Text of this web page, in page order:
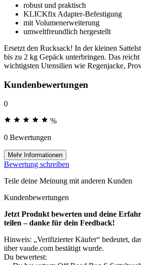
robust und praktisch
KLICKfix Adapter-Befestigung
mit Volumenerweiterung
umweltfreundlich hergestellt
Ersetzt den Rucksack! In der kleinen
bis zu 2 kg Gepäck unterbringen. Das
wichtigsten Utensilien wie Regenjacke,
Kundenbewertungen
0
%
0 Bewertungen
Mehr Informationen
Bewertung schreiben
Teile deine Meinung mit anderen Kunden
Kundenbewertungen
Jetzt Produkt bewerten und deine
teilen – danke für dein Feedback!
Hinweis: „Verifizierter Käufer“ bedeutet,
über vaude.com bestätigt wurde.
Du bewertest: